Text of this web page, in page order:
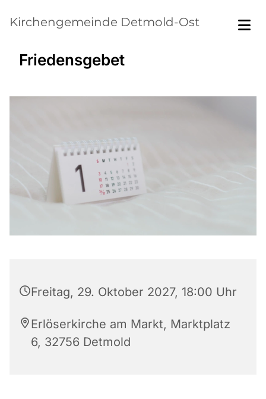
Kirchengemeinde Detmold-Ost
Friedensgebet
Freitag, 29. Oktober 2027, 18:00 Uhr
Erlöserkirche am Markt, Marktplatz
6, 32756 Detmold